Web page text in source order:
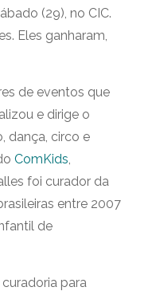
(29), no CIC.
Eles ganharam,
de eventos que
e dirige o
dança, circo e
ComKids,
foi curador da
entre 2007
de
curadoria para